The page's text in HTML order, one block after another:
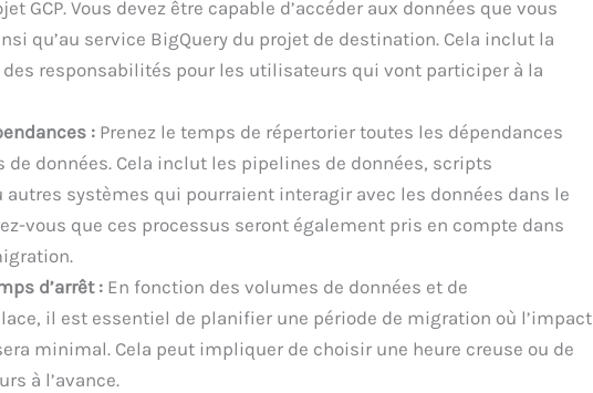
GCP. Vous devez être capable d’accéder aux données que vous
qu’au service BigQuery du projet de destination. Cela inclut la
responsabilités pour les utilisateurs qui vont participer à la
: Prenez le temps de répertorier toutes les dépendances
de données. Cela inclut les pipelines de données, scripts
autres systèmes qui pourraient interagir avec les données dans le
vous que ces processus seront également pris en compte dans
d’arrêt : En fonction des volumes de données et de
il est essentiel de planifier une période de migration où l’impact
minimal. Cela peut impliquer de choisir une heure creuse ou de
à l’avance.